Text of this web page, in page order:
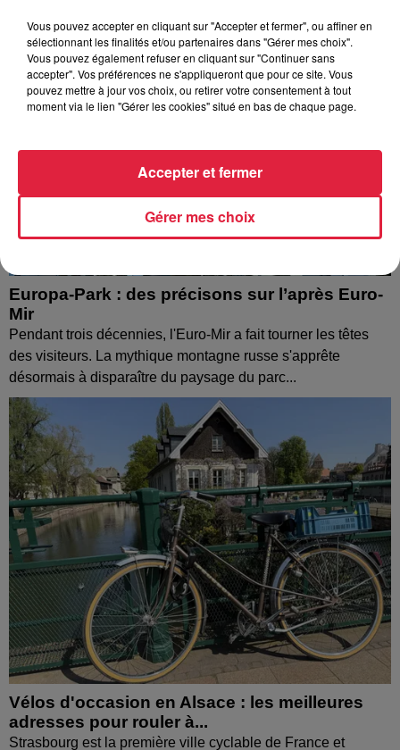
Europa-Park : des précisons sur l’après Euro-
Mir
Pendant trois décennies, l'Euro-Mir a fait tourner les têtes
des visiteurs. La mythique montagne russe s'apprête
désormais à disparaître du paysage du parc...
Vélos d'occasion en Alsace : les meilleures
adresses pour rouler à...
Strasbourg est la première ville cyclable de France et
Vous pouvez accepter en cliquant sur "Accepter et fermer", ou affiner en
sélectionnant les finalités et/ou partenaires dans "Gérer mes choix".
Vous pouvez également refuser en cliquant sur "Continuer sans
accepter". Vos préférences ne s'appliqueront que pour ce site. Vous
pouvez mettre à jour vos choix, ou retirer votre consentement à tout
moment via le lien "Gérer les cookies" situé en bas de chaque page.
Gérer mes choix
Accepter et fermer